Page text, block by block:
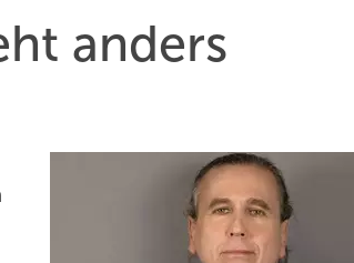
anders